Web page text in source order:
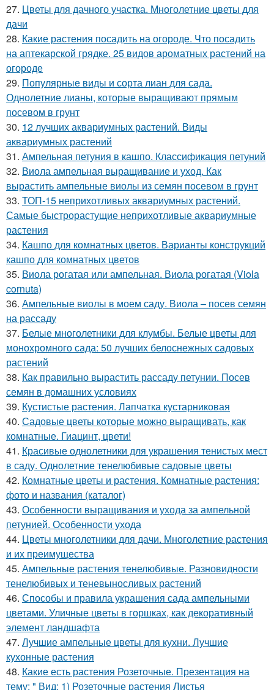
27. Цветы для дачного участка. Многолетние цветы для
дачи
28. Какие растения посадить на огороде. Что посадить
на аптекарской грядке. 25 видов ароматных растений на
огороде
29. Популярные виды и сорта лиан для сада.
Однолетние лианы, которые выращивают прямым
посевом в грунт
30. 12 лучших аквариумных растений. Виды
аквариумных растений
31. Ампельная петуния в кашпо. Классификация петуний
32. Виола ампельная выращивание и уход. Как
вырастить ампельные виолы из семян посевом в грунт
33. ТОП-15 неприхотливых аквариумных растений.
Самые быстрорастущие неприхотливые аквариумные
растения
34. Кашпо для комнатных цветов. Варианты конструкций
кашпо для комнатных цветов
35. Виола рогатая или ампельная. Виола рогатая (Viola
cornuta)
36. Ампельные виолы в моем саду. Виола – посев семян
на рассаду
37. Белые многолетники для клумбы. Белые цветы для
монохромного сада: 50 лучших белоснежных садовых
растений
38. Как правильно вырастить рассаду петунии. Посев
семян в домашних условиях
39. Кустистые растения. Лапчатка кустарниковая
40. Садовые цветы которые можно выращивать, как
комнатные. Гиацинт, цвети!
41. Красивые однолетники для украшения тенистых мест
в саду. Однолетние тенелюбивые садовые цветы
42. Комнатные цветы и растения. Комнатные растения:
фото и названия (каталог)
43. Особенности выращивания и ухода за ампельной
петунией. Особенности ухода
44. Цветы многолетники для дачи. Многолетние растения
и их преимущества
45. Ампельные растения тенелюбивые. Разновидности
тенелюбивых и теневыносливых растений
46. Способы и правила украшения сада ампельными
цветами. Уличные цветы в горшках, как декоративный
элемент ландшафта
47. Лучшие ампельные цветы для кухни. Лучшие
кухонные растения
48. Какие есть растения Розеточные. Презентация на
тему: " Вид: 1) Розеточные растения Листья